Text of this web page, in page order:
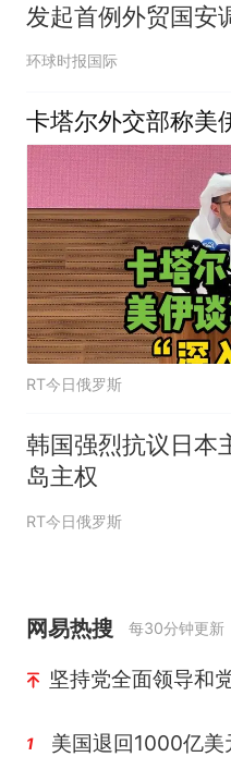
发起首例外贸国安
中方接连出手反制
环球时报国际
卡塔尔外交部称美
RT今日俄罗斯
韩国强烈抗议日本
岛主权
RT今日俄罗斯
网易热搜 每30分钟更新
坚持党全面领导和
1 美国退回1000亿美